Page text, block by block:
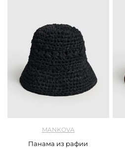
MANKOVA
Панама из рафии